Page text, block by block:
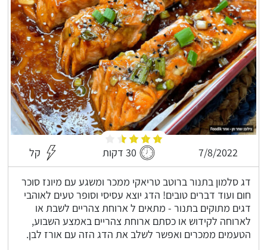
7/8/2022 30 דקות קל
דג סלמון בתנור ברוטב טריאקי ממכר ומשגע עם מיונז סוכר
חום ועוד דברים טובים! הדג יוצא עסיסי וסופר טעים לאוהבי
דגים מתוקים בתנור - מתאים ל ארוחת צהריים לשבת או
לארוחה לקידוש או כסתם ארוחת צהריים באמצע השבוע,
הטעמים ממכרים ואפשר לשלב את הדג הזה עם אורז לבן.